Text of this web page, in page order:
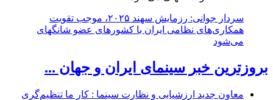
سردار جوانی: رزمایش سهند ۲۰۲۵، موجب تقویت
همکاری‌های نظامی ایران با کشور‌های عضو شانگهای
می‌شود
بروزترین خبر سینمای ایران و جهان ...
معاون جدید ارزشیابی و نظارت سینما : کار ما تنظیم‌گری